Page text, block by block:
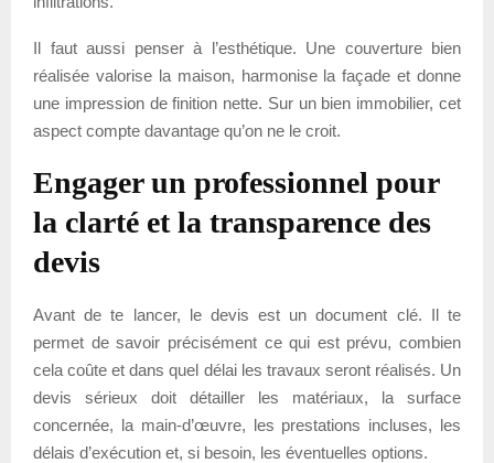
Il faut aussi penser à l’esthétique. Une couverture bien
réalisée valorise la maison, harmonise la façade et donne
une impression de finition nette. Sur un bien immobilier, cet
aspect compte davantage qu’on ne le croit.
Engager un professionnel pour
la clarté et la transparence des
devis
Avant de te lancer, le devis est un document clé. Il te
permet de savoir précisément ce qui est prévu, combien
cela coûte et dans quel délai les travaux seront réalisés. Un
devis sérieux doit détailler les matériaux, la surface
concernée, la main-d’œuvre, les prestations incluses, les
délais d’exécution et, si besoin, les éventuelles options.